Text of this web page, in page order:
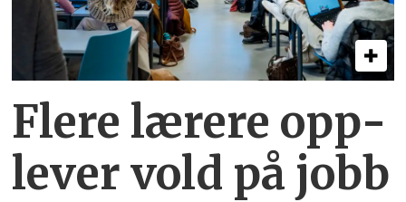
Flere lærere opp­
lever vold på jobb